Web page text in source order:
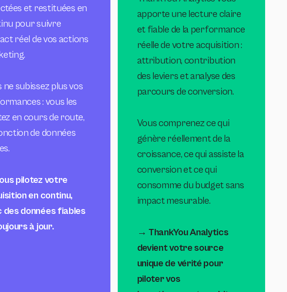
et restituées en
pour suivre
réel de vos actions
ne subissez plus vos
: vous les
en cours de route,
de données
pilotez votre
en continu,
des données fiables
à jour.
apporte une lecture claire
et fiable de la performance
réelle de votre acquisition :
attribution, contribution
des leviers et analyse des
parcours de conversion.
Vous comprenez ce qui
génère réellement de la
croissance, ce qui assiste la
conversion et ce qui
consomme du budget sans
impact mesurable.
→ ThankYou Analytics
devient votre source
unique de vérité pour
piloter vos